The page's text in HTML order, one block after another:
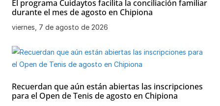
El programa Cuidaytos facilita la conciliación familiar
durante el mes de agosto en Chipiona
viernes, 7 de agosto de 2026
Recuerdan que aún están abiertas las inscripciones
para el Open de Tenis de agosto en Chipiona